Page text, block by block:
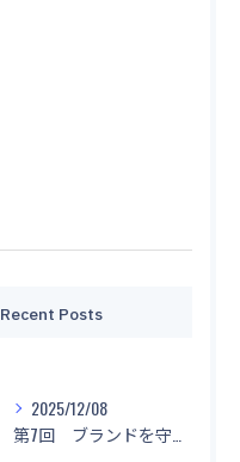
Recent Posts
2025/12/08